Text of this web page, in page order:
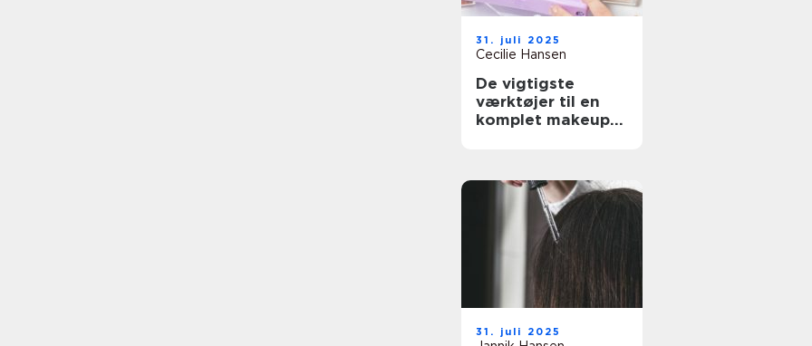
31. juli 2025
Cecilie Hansen
De vigtigste
værktøjer til en
komplet makeup-
31. juli 2025